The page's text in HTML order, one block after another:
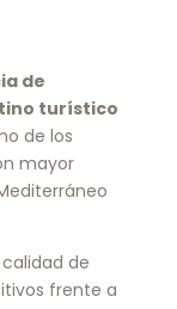
de
turístico
de los
mayor
de
frente a